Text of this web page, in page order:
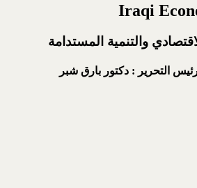
Iraqi
والتنمية المستدامة
التحرير : دكتور بارق شبر